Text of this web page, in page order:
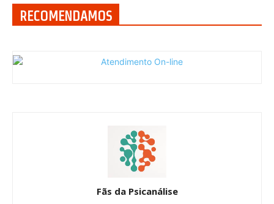
RECOMENDAMOS
Fãs da Psicanálise